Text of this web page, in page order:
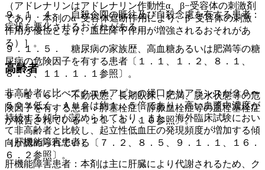
（アドレナリンはアドレナリン作動性α、β−受容体の刺激剤
であり、本剤のα−受容体遮断作用により、β−受容体の刺激
作用が優位となり、血圧降下作用が増強されるおそれがあ
る）］。
高齢者
非高齢者に比べてクエチアピンの経口クリアランスが３０〜
５０％低く、ＡＵＣは約１．５倍であり、高い血漿中濃度が
持続する傾向が認められており、また、海外臨床試験におい
て非高齢者と比較し、起立性低血圧の発現頻度が増加する傾
向が認められている〔７．２、８．５、９．１．１、１６．
６．２参照〕。
９．１．４． 自殺企図の既往及び自殺念慮を有する患者：
症状を悪化させるおそれがある。
９．１．５． 糖尿病の家族歴、高血糖あるいは肥満等の糖
尿病の危険因子を有する患者〔１．１、１．２、８．１、
８．３、１１．１．１参照〕。
９．１．６． 不動状態、長期臥床、肥満、脱水状態等の危
険因子を有する患者：肺塞栓症、静脈血栓症等の血栓塞栓症
が報告されている〔１１．１．１０参照〕。
（肝機能障害患者）
肝機能障害患者：本剤は主に肝臓により代謝されるため、ク